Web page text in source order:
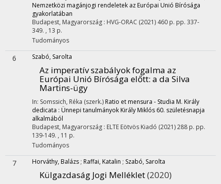
Nemzetközi magánjogi rendeletek az Európai Unió Bírósága
gyakorlatában
Budapest, Magyarország : HVG-ORAC (2021) 460 p. pp. 337-
349. , 13 p.
Tudományos
6 Szabó, Sarolta
Az imperatív szabályok fogalma az
Európai Unió Bírósága előtt: a da Silva
Martins-ügy
In: Somssich, Réka (szerk.) Ratio et mensura - Studia M. Király
dedicata : Ünnepi tanulmányok Király Miklós 60. születésnapja
alkalmából
Budapest, Magyarország : ELTE Eötvös Kiadó (2021)288 p. pp.
139-149. , 11 p.
Tudományos
7 Horváthy, Balázs ; Raffai, Katalin ; Szabó, Sarolta
Külgazdaság Jogi Melléklet(2020)